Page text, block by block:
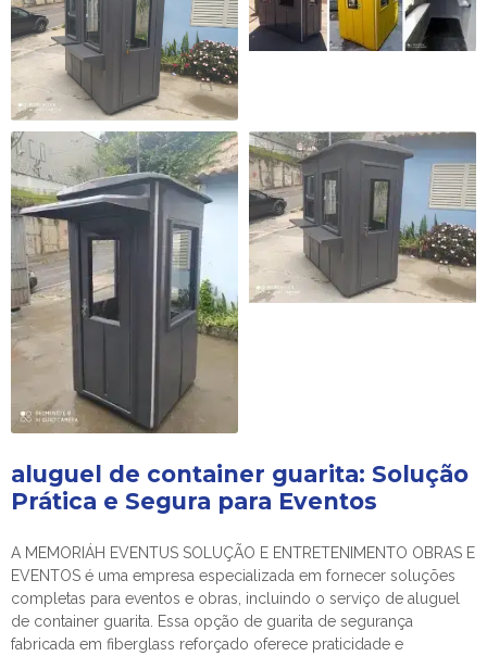
aluguel de container guarita: Solução
Prática e Segura para Eventos
A MEMORIÁH EVENTUS SOLUÇÃO E ENTRETENIMENTO OBRAS E
EVENTOS é uma empresa especializada em fornecer soluções
completas para eventos e obras, incluindo o serviço de aluguel
de container guarita. Essa opção de guarita de segurança
fabricada em fiberglass reforçado oferece praticidade e